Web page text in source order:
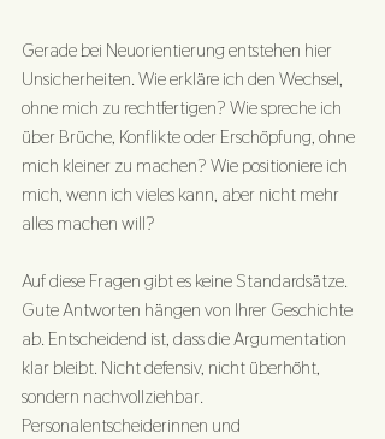
Gerade bei Neuorientierung entstehen hier
Unsicherheiten. Wie erkläre ich den Wechsel,
ohne mich zu rechtfertigen? Wie spreche ich
über Brüche, Konflikte oder Erschöpfung, ohne
mich kleiner zu machen? Wie positioniere ich
mich, wenn ich vieles kann, aber nicht mehr
alles machen will?
Auf diese Fragen gibt es keine Standardsätze.
Gute Antworten hängen von Ihrer Geschichte
ab. Entscheidend ist, dass die Argumentation
klar bleibt. Nicht defensiv, nicht überhöht,
sondern nachvollziehbar.
Personalentscheiderinnen und